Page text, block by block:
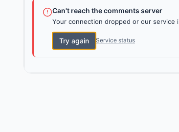
Can't reach the comments server
Your connection dropped or our service
Try again Service status